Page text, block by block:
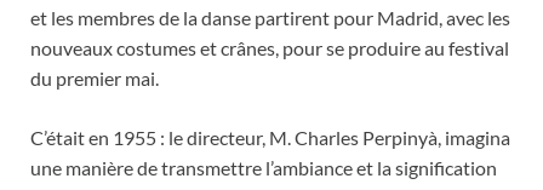
et les membres de la danse partirent pour Madrid, avec les
nouveaux costumes et crânes, pour se produire au festival
du premier mai.
C’était en 1955 : le directeur, M. Charles Perpinyà, imagina
une manière de transmettre l’ambiance et la signification